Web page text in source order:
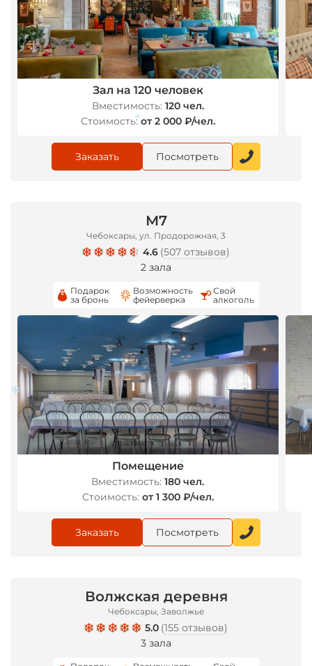
Зал на 120 человек
Вместимость: 120 чел.
Стоимость: от 2 000 ₽/чел.
Заказать Посмотреть
М7
Чебоксары, ул. Продорожная, 3
4.6 (507 отзывов)
2 зала
Подарок
за бронь
Возможность
фейерверка
Свой
алкоголь
Помещение
Вместимость: 180 чел.
Стоимость: от 1 300 ₽/чел.
Заказать Посмотреть
Волжская деревня
Чебоксары, Заволжье
5.0 (155 отзывов)
3 зала
*
*